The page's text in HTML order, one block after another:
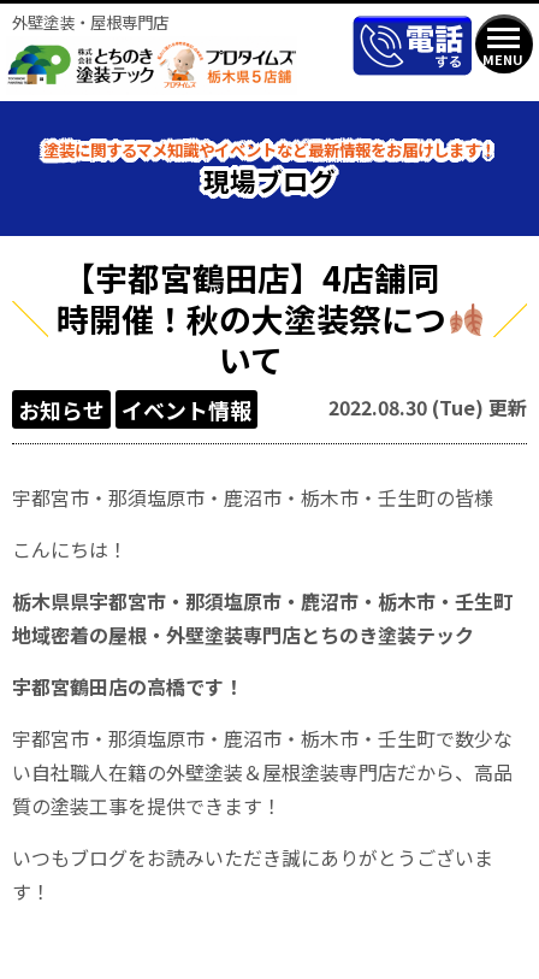
MENU
外壁塗装・屋根専門店
塗装に関するマメ知識やイベントなど最新情報をお届けします！
現場ブログ
【宇都宮鶴田店】4店舗同
時開催！秋の大塗装祭につ
いて
お知らせ イベント情報 2022.08.30 (Tue) 更新
宇都宮市・那須塩原市・鹿沼市・栃木市・壬生町の皆様
こんにちは！
栃木県県宇都宮市・那須塩原市・鹿沼市・栃木市・壬生町
地域密着の屋根・外壁塗装専門店とちのき塗装テック
宇都宮鶴田店の高橋です！
宇都宮市・那須塩原市・鹿沼市・栃木市・壬生町で数少な
い自社職人在籍の外壁塗装＆屋根塗装専門店だから、高品
質の塗装工事を提供できます！
いつもブログをお読みいただき誠にありがとうございま
す！